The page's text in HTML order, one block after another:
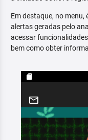
Em destaque, no menu,
alertas geradas pelo
acessar
bem como obter